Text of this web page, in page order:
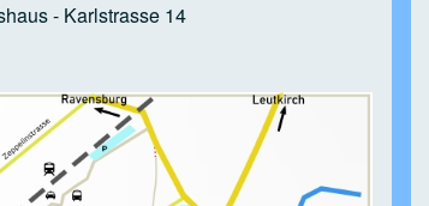
- Karlstrasse 14